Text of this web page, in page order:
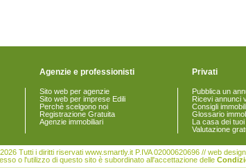
Agenzie e professionisti
Sito web per agenzie
Sito web per imprese Edili
Perchè scelgono noi
Registrazione Gratuita
Agenzie immobiliari
Privati
Pubblica un
Ricevi annunci
Consigli
Glossario
La casa dei
Valutazione
Tutti i diritti riservati www.smartly.it P.IVA 02000620696 // web
o l'utilizzo di questo sito è subordinato all'accettazione delle